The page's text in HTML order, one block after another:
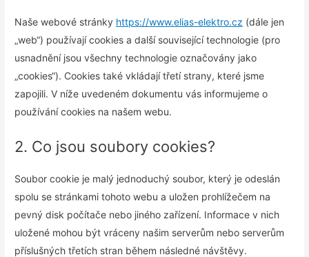
Naše webové stránky https://www.elias-elektro.cz (dále jen
„web“) používají cookies a další související technologie (pro
usnadnění jsou všechny technologie označovány jako
„cookies“). Cookies také vkládají třetí strany, které jsme
zapojili. V níže uvedeném dokumentu vás informujeme o
používání cookies na našem webu.
2. Co jsou soubory cookies?
Soubor cookie je malý jednoduchý soubor, který je odeslán
spolu se stránkami tohoto webu a uložen prohlížečem na
pevný disk počítače nebo jiného zařízení. Informace v nich
uložené mohou být vráceny našim serverům nebo serverům
příslušných třetích stran během následné návštěvy.